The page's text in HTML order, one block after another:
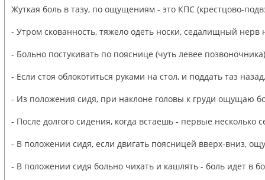
Жуткая боль в тазу, по ощущениям - это КПС (крестцово-
- Утром скованность, тяжело одеть носки, седалищный нерв
- Больно постукивать по пояснице (чуть левее
- Если стоя облокотиться руками на стол, и поддать таз
- Из положения сидя, при наклоне головы к груди ощущаю
- После долгого сидения, когда встаешь - первые несколько
- В положении сидя, если двигать поясницей вверх-вниз,
- В положении сидя больно чихать и кашлять - боль идет в